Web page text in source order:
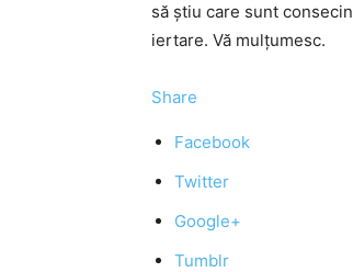
să ştiu care sunt
iertare. Vă mulţumesc.
Share
Facebook
Twitter
Google+
Tumblr